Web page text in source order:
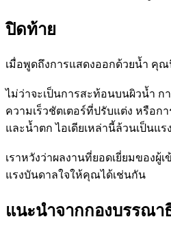
ปิดท้าย
เมื่อพูดถึงการแสดงออกด้วยน้ำ คุ
ไม่ว่าจะเป็นการสะท้อนบนผิวน้ำ ก
ความเร็วชัตเตอร์ที่ปรับแต่ง หรือก
และน้ำตก ไอเดียเหล่านี้ล้วนเป็นแ
เราหวังว่าผลงานที่ยอดเยี่ยมของผู้
แรงบันดาลใจให้คุณได้เช่นกัน
แนะนำจากกองบรรณา